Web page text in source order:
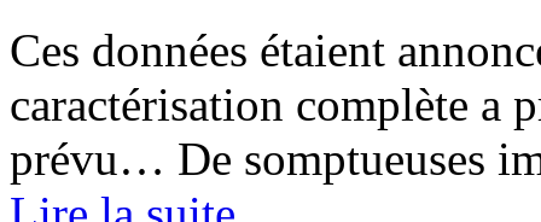
Ces données étaient
caractérisation complète a
prévu… De somptueuses